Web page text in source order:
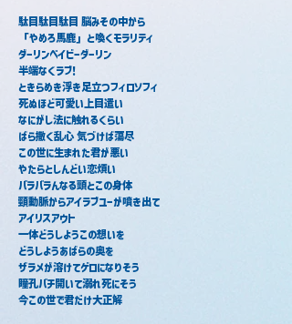
駄目駄目駄目 脳みその中から
「やめろ馬鹿」と喚くモラリティ
ダーリンベイビーダーリン
半端なくラブ!
ときらめき浮き足立つフィロソフィ
死ぬほど可愛い上目遣い
なにがし法に触れるくらい
ばら撒く乱心 気づけば蕩尽
この世に生まれた君が悪い
やたらとしんどい恋煩い
バラバラんなる頭とこの身体
頸動脈からアイラブユーが噴き出て
アイリスアウト
一体どうしようこの想いを
どうしようあばらの奥を
ザラメが溶けてゲロになりそう
瞳孔バチ開いて溺れ死にそう
今この世で君だけ大正解